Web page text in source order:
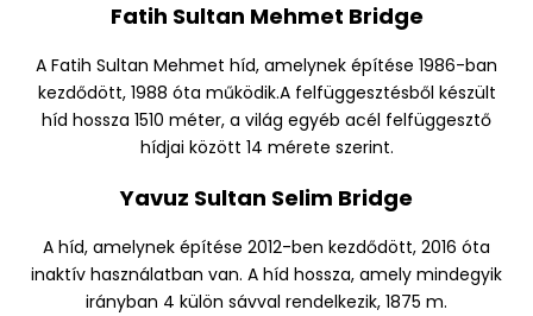
Fatih Sultan Mehmet Bridge
A Fatih Sultan Mehmet híd, amelynek építése 1986-ban
kezdődött, 1988 óta működik.A felfüggesztésből készült
híd hossza 1510 méter, a világ egyéb acél felfüggesztő
hídjai között 14 mérete szerint.
Yavuz Sultan Selim Bridge
A híd, amelynek építése 2012-ben kezdődött, 2016 óta
inaktív használatban van. A híd hossza, amely mindegyik
irányban 4 külön sávval rendelkezik, 1875 m.